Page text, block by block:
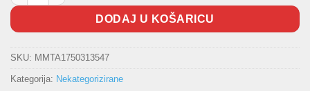
DODAJ U KOŠARICU
SKU: MMTA1750313547
Kategorija: Nekategorizirane